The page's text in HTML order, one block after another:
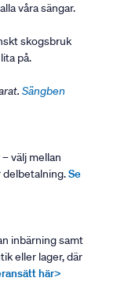
våra sängar.
skogsbruk
på.
Sängben
välj mellan
Se
inbärning samt
eller lager, där
här>